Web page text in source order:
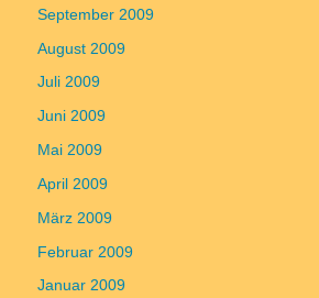
September 2009
August 2009
Juli 2009
Juni 2009
Mai 2009
April 2009
März 2009
Februar 2009
Januar 2009